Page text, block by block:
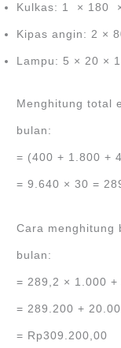
Kulkas: 1 × 180
Kipas angin: 2 ×
Lampu: 5 × 20 ×
Menghitung total
bulan:
= (400 + 1.800 +
= 9.640 × 30 =
Cara menghitung
bulan:
= 289,2 × 1.000 +
= 289.200 +
= Rp309.200,00